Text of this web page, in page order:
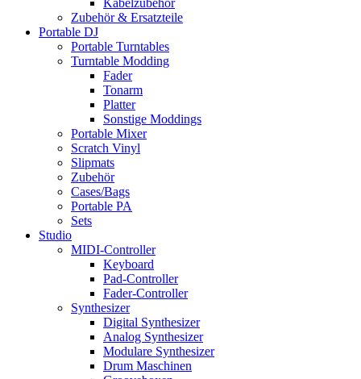
Kabelzubehör
Zubehör & Ersatzteile
Portable DJ
Portable Turntables
Turntable Modding
Fader
Tonarm
Platter
Sonstige Moddings
Portable Mixer
Scratch Vinyl
Slipmats
Zubehör
Cases/Bags
Portable PA
Sets
Studio
MIDI-Controller
Keyboard
Pad-Controller
Fader-Controller
Synthesizer
Digital Synthesizer
Analog Synthesizer
Modulare Synthesizer
Drum Maschinen